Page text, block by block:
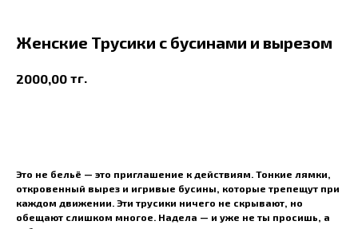
Женские Трусики с бусинами и вырезом
2000,00 тг.
Это не бельё — это приглашение к действиям. Тонкие лямки,
откровенный вырез и игривые бусины, которые трепещут при
каждом движении. Эти трусики ничего не скрывают, но
обещают слишком многое. Надела — и уже не ты просишь, а